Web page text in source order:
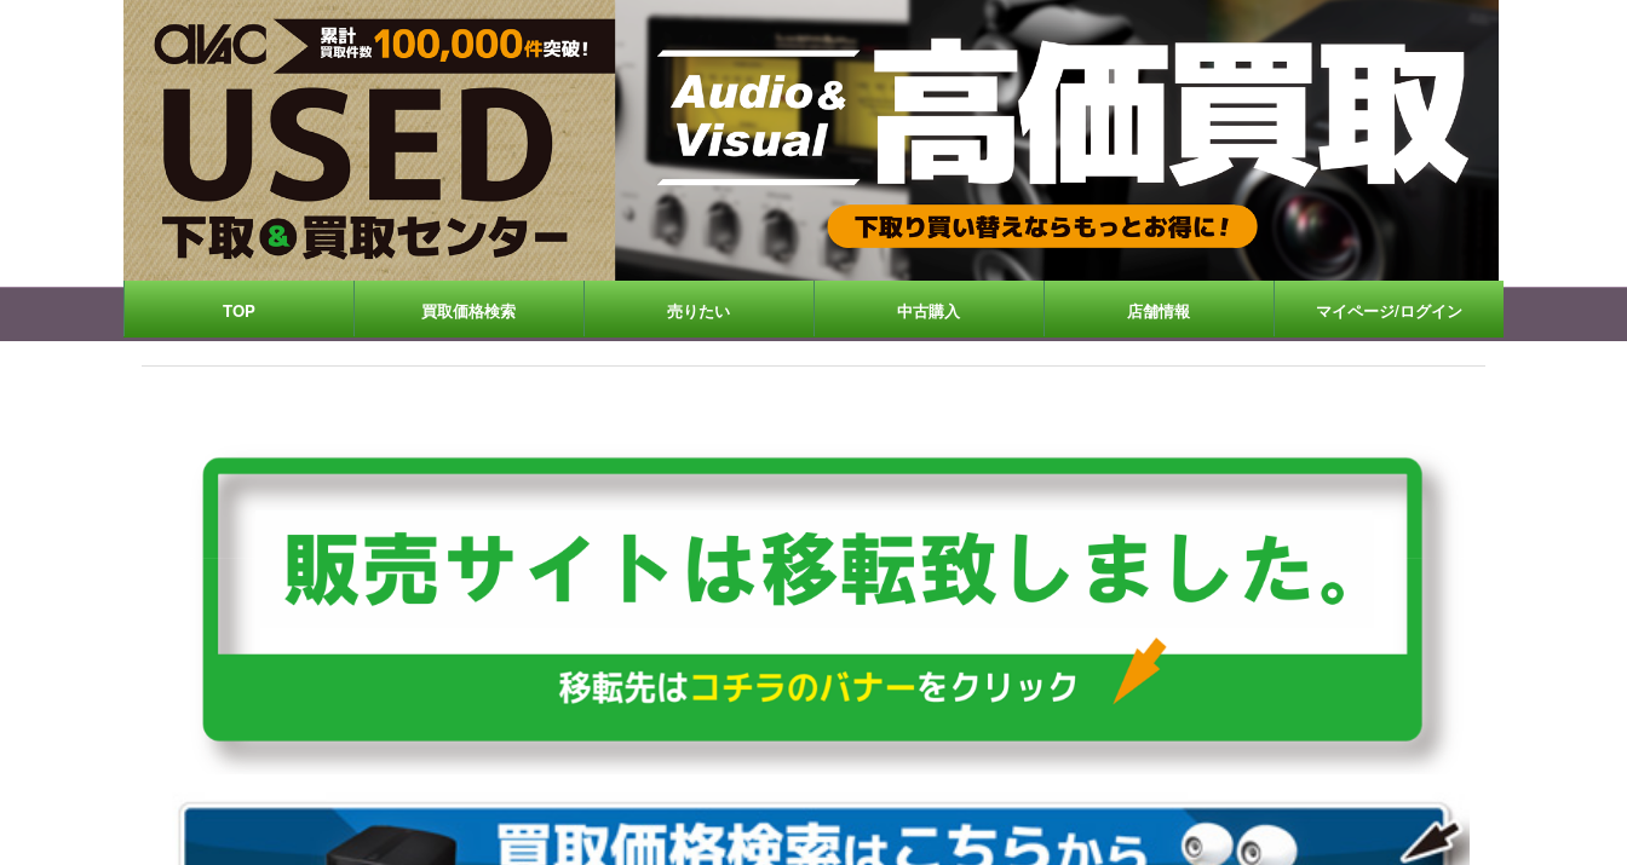
TOP 買取価格検索 売りたい 中古購入 店舗情報 マイページ/ログイン